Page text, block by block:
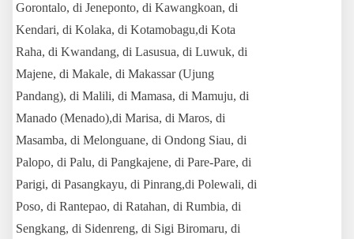
Gorontalo, di Jeneponto, di Kawangkoan, di
Kendari, di Kolaka, di Kotamobagu,di Kota
Raha, di Kwandang, di Lasusua, di Luwuk, di
Majene, di Makale, di Makassar (Ujung
Pandang), di Malili, di Mamasa, di Mamuju, di
Manado (Menado),di Marisa, di Maros, di
Masamba, di Melonguane, di Ondong Siau, di
Palopo, di Palu, di Pangkajene, di Pare-Pare, di
Parigi, di Pasangkayu, di Pinrang,di Polewali, di
Poso, di Rantepao, di Ratahan, di Rumbia, di
Sengkang, di Sidenreng, di Sigi Biromaru, di